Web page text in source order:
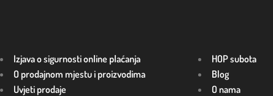
Izjava o sigurnosti online plaćanja
O prodajnom mjestu i proizvodima
Uvjeti prodaje
HOP subota
Blog
O nama